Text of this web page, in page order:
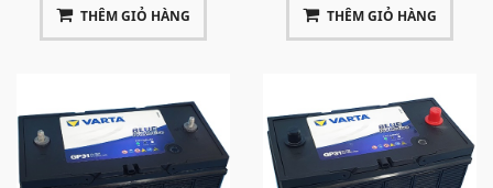
THÊM GIỎ HÀNG THÊM GIỎ HÀNG